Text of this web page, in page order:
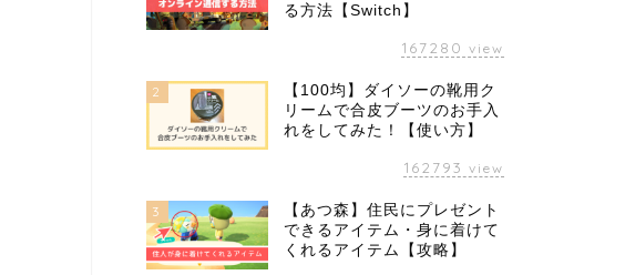
る方法【Switch】
167280 view
2
【100均】ダイソーの靴用ク
リームで合皮ブーツのお手入
れをしてみた！【使い方】
162793 view
3
【あつ森】住民にプレゼント
できるアイテム・身に着けて
くれるアイテム【攻略】